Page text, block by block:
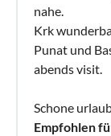
nahe.
Krk
Punat und
abends visit.
Schone
Empfohlen